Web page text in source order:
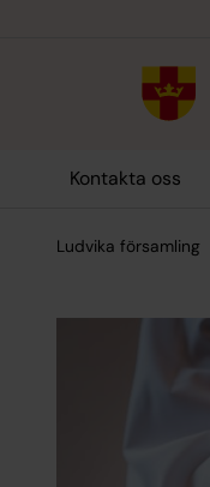
Kontakta oss
Ludvika församling